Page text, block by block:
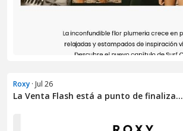
Roxy · Jul 26
La Venta Flash está a punto de finaliza...